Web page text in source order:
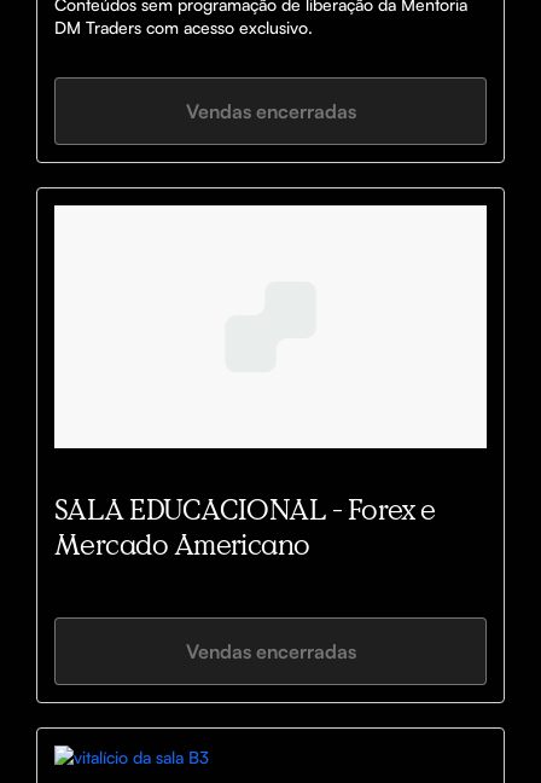
DM Traders com acesso exclusivo.
Vendas encerradas
SALA EDUCACIONAL - Forex e
Mercado Americano
Vendas encerradas